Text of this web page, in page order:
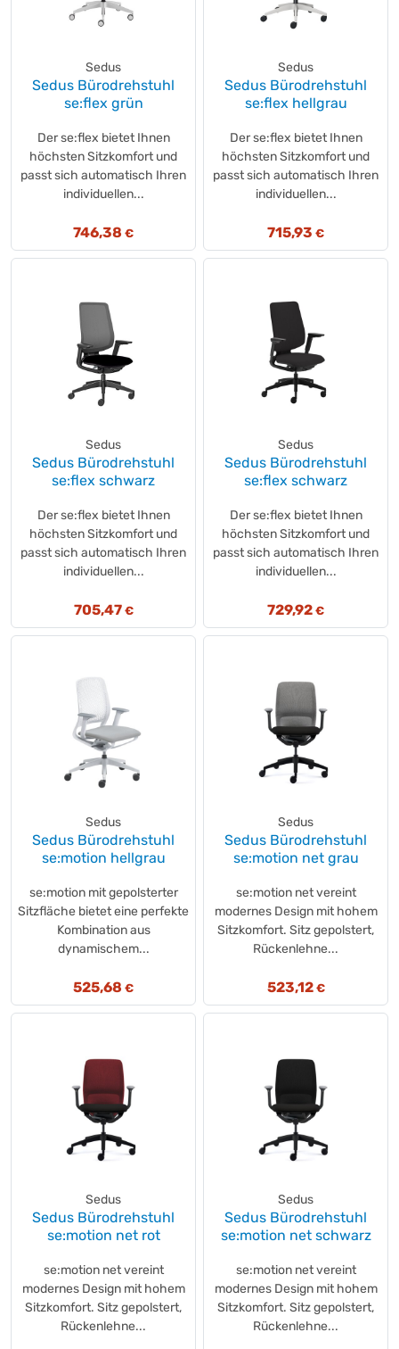
Sedus
Sedus Bürodrehstuhl
se:flex grün
Der se:flex bietet Ihnen
höchsten Sitzkomfort und
passt sich automatisch Ihren
individuellen...
746,38 €
Sedus
Sedus Bürodrehstuhl
se:flex hellgrau
Der se:flex bietet Ihnen
höchsten Sitzkomfort und
passt sich automatisch Ihren
individuellen...
715,93 €
Sedus
Sedus Bürodrehstuhl
se:flex schwarz
Der se:flex bietet Ihnen
höchsten Sitzkomfort und
passt sich automatisch Ihren
individuellen...
705,47€
Sedus
Sedus Bürodrehstuhl
se:flex schwarz
Der se:flex bietet Ihnen
höchsten Sitzkomfort und
passt sich automatisch Ihren
individuellen...
729,92 €
Sedus
Sedus Bürodrehstuhl
se:motion hellgrau
se:motion mit gepolsterter
Sitzfläche bietet eine perfekte
Kombination aus
dynamischem...
525,68 €
Sedus
Sedus Bürodrehstuhl
se:motion net grau
se:motion net vereint
modernes Design mit hohem
Sitzkomfort. Sitz gepolstert,
Rückenlehne...
523,12€
Sedus
Sedus Bürodrehstuhl
se:motion net rot
se:motion net vereint
modernes Design mit hohem
Sitzkomfort. Sitz gepolstert,
Rückenlehne...
Sedus
Sedus Bürodrehstuhl
se:motion net schwarz
se:motion net vereint
modernes Design mit hohem
Sitzkomfort. Sitz gepolstert,
Rückenlehne...